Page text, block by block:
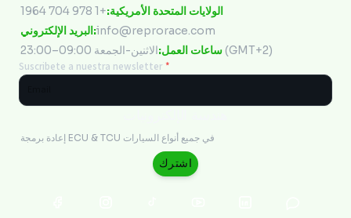
الولايات المتحدة الأمريكية:+1 978 704 1964
البريد الإلكتروني:info@reprorace.com
ساعات العمل: الاثنين-الجمعة 09:00–23:00 (GMT+2)
Suscribete a nuestra newsletter *
إعادة برمجة ECU & TCU في جميع أنواع السيارات
اشترك